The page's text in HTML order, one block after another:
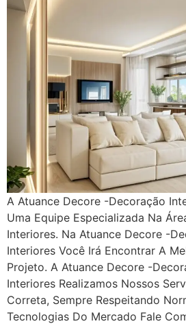
A Atuance Decore -Decoração
Uma Equipe Especializada Na
Interiores. Na Atuance Decore -
Interiores Você Irá Encontrar A
Projeto. A Atuance Decore -
Interiores Realizamos Nossos
Correta, Sempre Respeitando
Tecnologias Do Mercado Fale